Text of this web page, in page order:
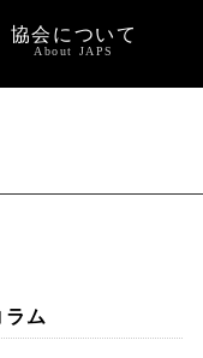
協会について
About JAPS
ム